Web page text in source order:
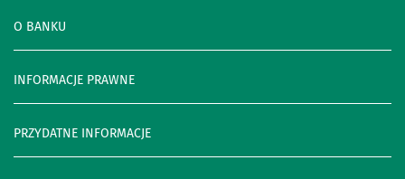
O BANKU
INFORMACJE PRAWNE
PRZYDATNE INFORMACJE